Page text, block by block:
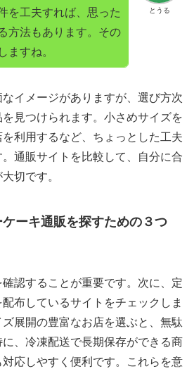
とうる
を工夫すれば、思った
方法もあります。その
ますね。
イメージがありますが、選び方次
見つけられます。小さめサイズを
利用するなど、ちょっとした工夫
通販サイトを比較して、自分に合
切です。
ケーキ通販を探すための３つ
認することが重要です。次に、定
布しているサイトをチェックしま
展開の豊富なお店を選ぶと、無駄
、冷凍配送で長期保存ができる商
応しやすく便利です。これらを意